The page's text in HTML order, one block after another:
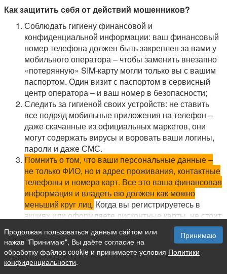
Как защитить себя от действий мошенников?
Соблюдать гигиену финансовой и
конфиденциальной информации: ваш финансовый
номер телефона должен быть закреплен за вами у
мобильного оператора – чтобы заменить внезапно
«потерянную» SIM-карту могли только вы с вашим
паспортом. Один визит с паспортом в сервисный
центр оператора – и ваш номер в безопасности;
Следить за гигиеной своих устройств: не ставить
все подряд мобильные приложения на телефон –
даже скачанные из официальных маркетов, они
могут содержать вирусы и воровать ваши логины,
пароли и даже СМС.
Помнить о том, что ваши персональные данные –
не только ФИО, но и адрес проживания, контактные
телефоны и номера карт. Все это ваша финансовая
информация и владеть ею должен как можно
меньший круг лиц. Когда вы регистрируетесь в
акциях или оформляете дисконтные карты, не стоит
давать полную информацию о себе и оставлять
ваш финансовый номер. К маркетинговым
программам и магазинам нет таких строгих
требований к защите персональных данных, как к
Принимаю
Продолжая пользоваться данным сайтом или
нажав "Принимаю", Вы даёте согласие на
обработку файлов cookie и принимаете условия Политики
конфиденциальности.